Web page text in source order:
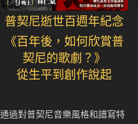
普契尼逝世百週年紀念
《百年後，如何欣賞普
契尼的歌劇？》
從生平到創作說起
通過對普契尼音樂風格和譜寫特